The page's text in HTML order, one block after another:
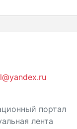
портал
лента